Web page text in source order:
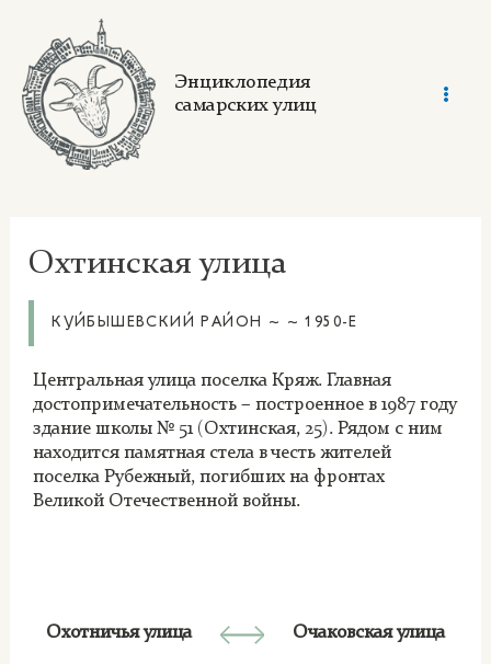
content
Энциклопедия
самарских улиц
Охтинская улица
КУЙБЫШЕВСКИЙ РАЙОН ~ ~ 1950-Е
Центральная улица поселка Кряж. Главная
достопримечательность – построенное в 1987 году
здание школы № 51 (Охтинская, 25). Рядом с ним
находится памятная стела в честь жителей
поселка Рубежный, погибших на фронтах
Великой Отечественной войны.
Охотничья улица Очаковская улица